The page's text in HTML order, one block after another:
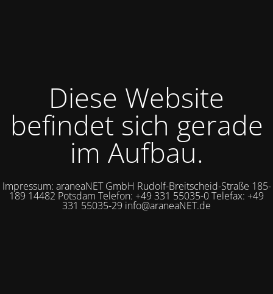
Diese Website
befindet sich gerade
im Aufbau.
Impressum: araneaNET GmbH Rudolf-Breitscheid-Straße 185-
189 14482 Potsdam Telefon: +49 331 55035-0 Telefax: +49
331 55035-29 info@araneaNET.de